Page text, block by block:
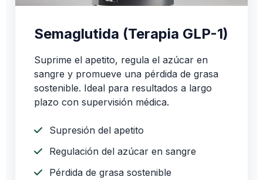
Semaglutida (Terapia GLP-1)
Suprime el apetito, regula el azúcar en
sangre y promueve una pérdida de grasa
sostenible. Ideal para resultados a largo
plazo con supervisión médica.
Supresión del apetito
Regulación del azúcar en sangre
Pérdida de grasa sostenible